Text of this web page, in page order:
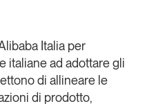
Linkedin
Copia Link
Italia per
italiane ad adottare gli
di allineare le
di prodotto,